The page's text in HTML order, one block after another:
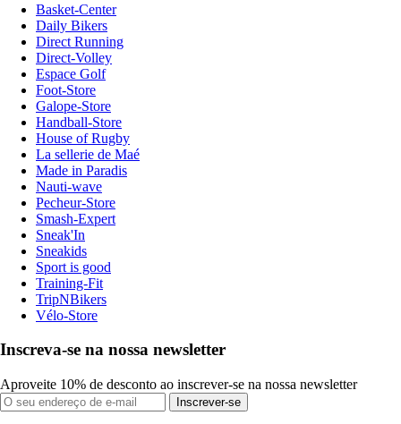
Basket-Center
Daily Bikers
Direct Running
Direct-Volley
Espace Golf
Foot-Store
Galope-Store
Handball-Store
House of Rugby
La sellerie de Maé
Made in Paradis
Nauti-wave
Pecheur-Store
Smash-Expert
Sneak'In
Sneakids
Sport is good
Training-Fit
TripNBikers
Vélo-Store
Inscreva-se na nossa newsletter
Aproveite 10% de desconto ao inscrever-se na nossa newsletter
Inscrever-se